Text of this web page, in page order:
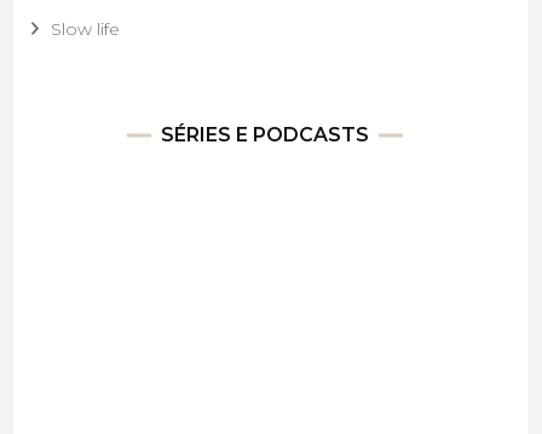
Slow life
SÉRIES E PODCASTS